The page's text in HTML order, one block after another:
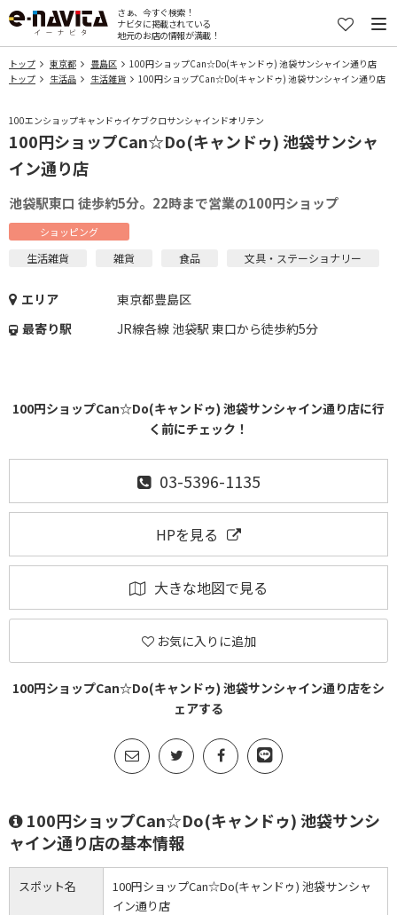
さぁ、今すぐ検索！
ナビタに掲載されている
地元のお店の情報が満載！
トップ 東京都 豊島区
100円ショップCan☆Do(キャンドゥ) 池袋サンシャイン通り店
トップ
生活品 生活雑貨 100円ショップCan☆Do(キャンドゥ) 池袋サンシャイン通り店
100エンショップキャンドゥイケブクロサンシャインドオリテン
100円ショップCan☆Do(キャンドゥ) 池袋サンシャ
イン通り店
池袋駅東口 徒歩約5分。22時まで営業の100円ショップ
ショッピング
生活雑貨 雑貨 食品 文具・ステーショナリー
エリア
東京都豊島区
最寄り駅
JR線各線 池袋駅 東口から徒歩約5分
100円ショップCan☆Do(キャンドゥ) 池袋サンシャイン通り店に行
く前にチェック！
03-5396-1135
HPを見る
大きな地図で見る
お気に入りに追加
100円ショップCan☆Do(キャンドゥ) 池袋サンシャイン通り店をシ
ェアする
100円ショップCan☆Do(キャンドゥ) 池袋サンシ
ャイン通り店の基本情報
スポット名
100円ショップCan☆Do(キャンドゥ) 池袋サンシャ
イン通り店